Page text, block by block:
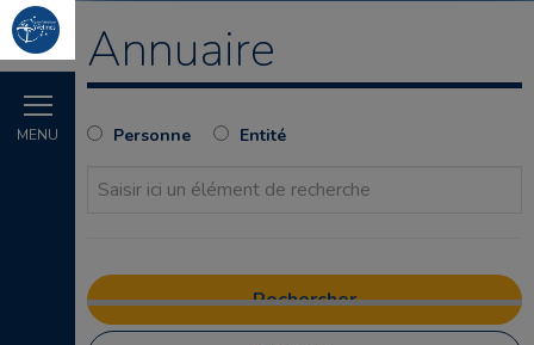
MENU
Annuaire
Personne Entité